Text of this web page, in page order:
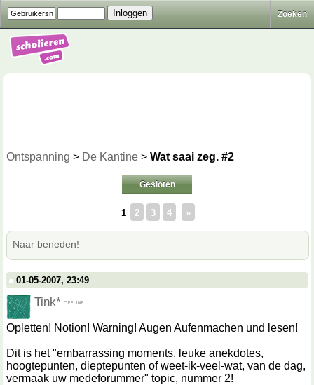
Zoeken
Ontspanning > De Kantine > Wat saai zeg. #2
Gesloten
1 2 3 4 »
Naar beneden!
01-05-2007, 23:49
Tink*
Opletten! Notion! Warning! Augen Aufenmachen und lesen!
Dit is het "embarrassing moments, leuke anekdotes,
hoogtepunten, dieptepunten of weet-ik-veel-wat, van de dag,
vermaak uw medeforummer" topic, nummer 2!